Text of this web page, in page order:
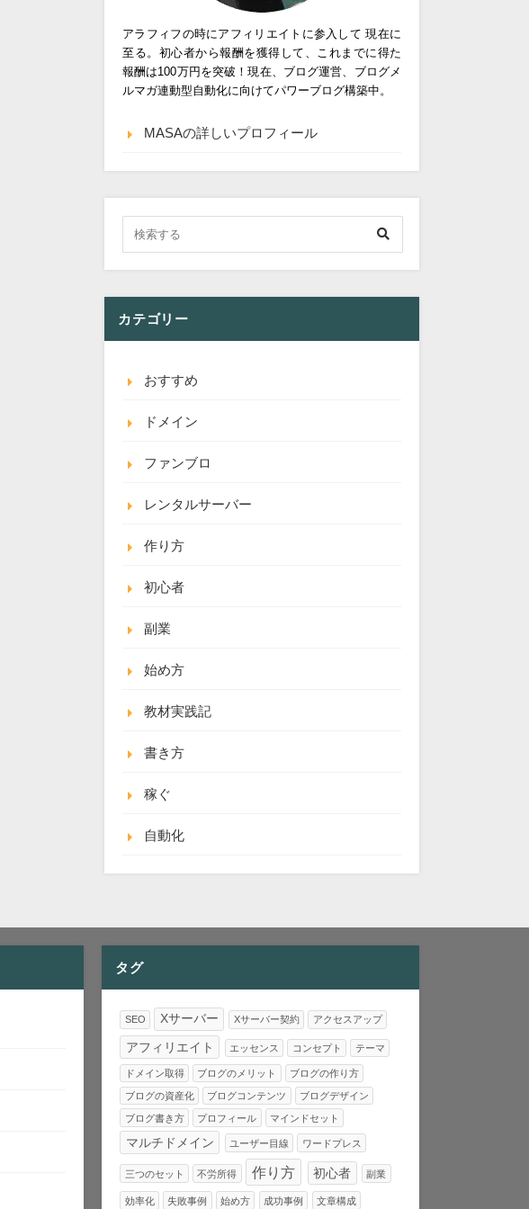
アラフィフの時にアフィリエイトに参入して 現在に
至る。初心者から報酬を獲得して、これまでに得た
報酬は100万円を突破！現在、ブログ運営、ブログメ
ルマガ連動型自動化に向けてパワーブログ構築中。
MASAの詳しいプロフィール
カテゴリー
おすすめ
ドメイン
ファンブロ
レンタルサーバー
作り方
初心者
副業
始め方
教材実践記
書き方
稼ぐ
自動化
タグ
SEO Xサーバー Xサーバー契約 アクセスアップ
アフィリエイト エッセンス コンセプト テーマ
ドメイン取得 ブログのメリット ブログの作り方
ブログの資産化 ブログコンテンツ ブログデザイン
ブログ書き方 プロフィール マインドセット
マルチドメイン ユーザー目線 ワードプレス
三つのセット 不労所得 作り方 初心者 副業
効率化 失敗事例 始め方 成功事例 文章構成